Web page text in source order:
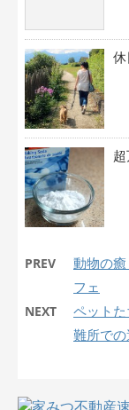
休
PREV
動物の
フェ
NEXT
ペット
難所での